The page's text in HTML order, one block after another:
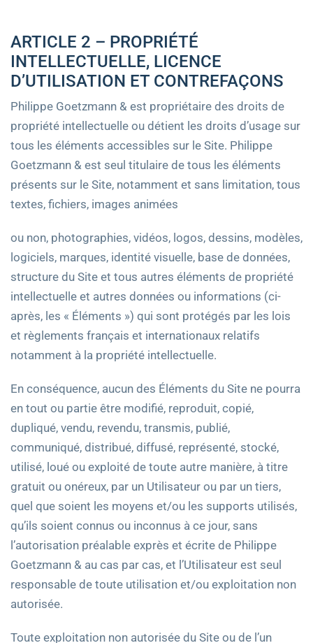
ARTICLE 2 – PROPRIÉTÉ
INTELLECTUELLE, LICENCE
D’UTILISATION ET CONTREFAÇONS
Philippe Goetzmann & est propriétaire des droits de
propriété intellectuelle ou détient les droits d’usage sur
tous les éléments accessibles sur le Site. Philippe
Goetzmann & est seul titulaire de tous les éléments
présents sur le Site, notamment et sans limitation, tous
textes, fichiers, images animées
ou non, photographies, vidéos, logos, dessins, modèles,
logiciels, marques, identité visuelle, base de données,
structure du Site et tous autres éléments de propriété
intellectuelle et autres données ou informations (ci-
après, les « Éléments ») qui sont protégés par les lois
et règlements français et internationaux relatifs
notamment à la propriété intellectuelle.
En conséquence, aucun des Éléments du Site ne pourra
en tout ou partie être modifié, reproduit, copié,
dupliqué, vendu, revendu, transmis, publié,
communiqué, distribué, diffusé, représenté, stocké,
utilisé, loué ou exploité de toute autre manière, à titre
gratuit ou onéreux, par un Utilisateur ou par un tiers,
quel que soient les moyens et/ou les supports utilisés,
qu’ils soient connus ou inconnus à ce jour, sans
l’autorisation préalable exprès et écrite de Philippe
Goetzmann & au cas par cas, et l’Utilisateur est seul
responsable de toute utilisation et/ou exploitation non
autorisée.
Toute exploitation non autorisée du Site ou de l’un